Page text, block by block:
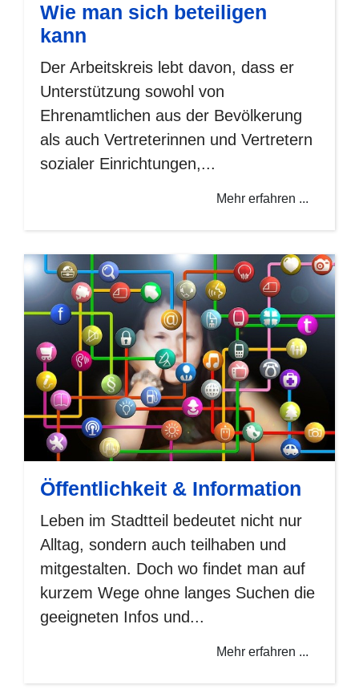
Wie man sich beteiligen
kann
Der Arbeitskreis lebt davon, dass er
Unterstützung sowohl von
Ehrenamtlichen aus der Bevölkerung
als auch Vertreterinnen und Vertretern
sozialer Einrichtungen,...
Mehr erfahren ...
Öffentlichkeit & Information
Leben im Stadtteil bedeutet nicht nur
Alltag, sondern auch teilhaben und
mitgestalten. Doch wo findet man auf
kurzem Wege ohne langes Suchen die
geeigneten Infos und...
Mehr erfahren ...